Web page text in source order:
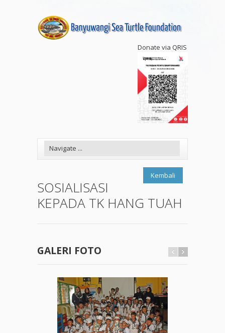
Donate via QRIS
Kembali
SOSIALISASI
KEPADA TK HANG TUAH
GALERI FOTO